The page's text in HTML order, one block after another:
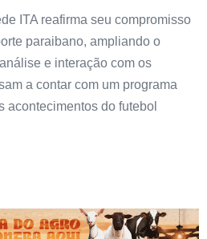
ITA reafirma seu compromisso
paraibano, ampliando o
e interação com os
a contar com um programa
acontecimentos do futebol